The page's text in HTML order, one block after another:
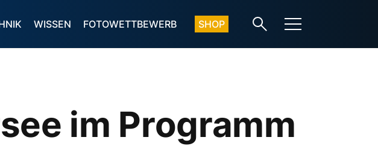
WISSEN FOTOWETTBEWERB SHOP
im Programm